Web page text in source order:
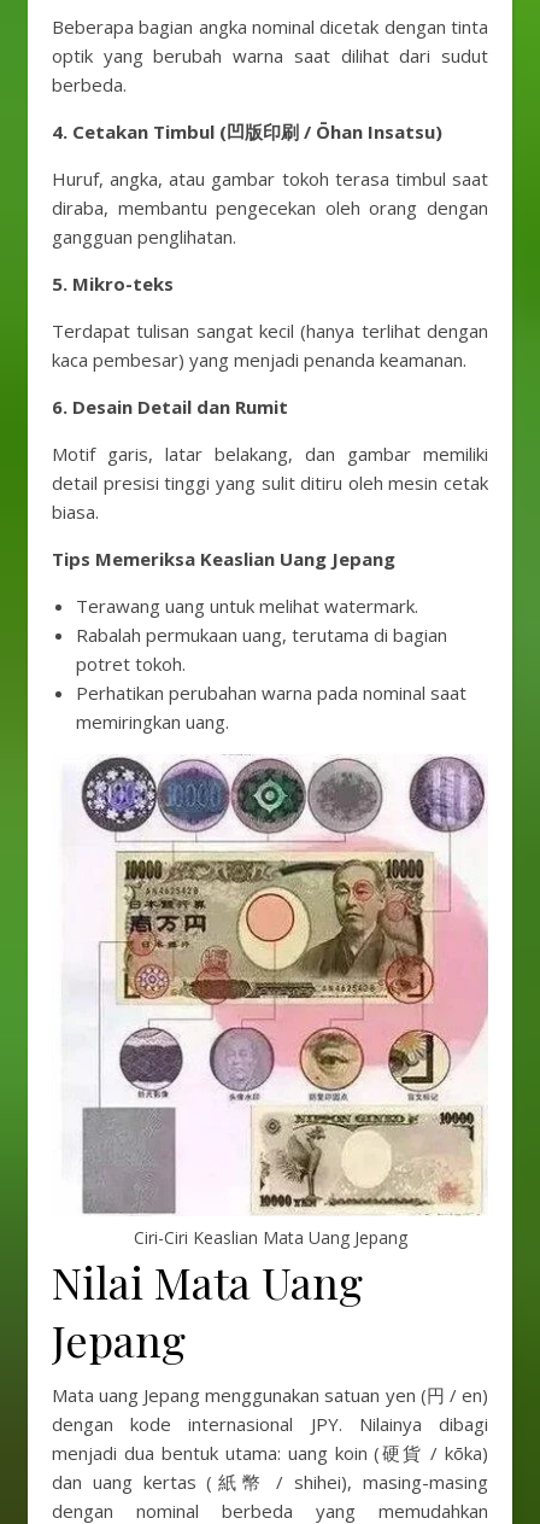
Beberapa bagian angka nominal dicetak dengan tinta
optik yang berubah warna saat dilihat dari sudut
berbeda.
4. Cetakan Timbul (凹版印刷 / Ōhan Insatsu)
Huruf, angka, atau gambar tokoh terasa timbul saat
diraba, membantu pengecekan oleh orang dengan
gangguan penglihatan.
5. Mikro-teks
Terdapat tulisan sangat kecil (hanya terlihat dengan
kaca pembesar) yang menjadi penanda keamanan.
6. Desain Detail dan Rumit
Motif garis, latar belakang, dan gambar memiliki
detail presisi tinggi yang sulit ditiru oleh mesin cetak
biasa.
Tips Memeriksa Keaslian Uang Jepang
Terawang uang untuk melihat watermark.
Rabalah permukaan uang, terutama di bagian
potret tokoh.
Perhatikan perubahan warna pada nominal saat
memiringkan uang.
Ciri-Ciri Keaslian Mata Uang Jepang
Nilai Mata Uang
Jepang
Mata uang Jepang menggunakan satuan yen (円 / en)
dengan kode internasional JPY. Nilainya dibagi
menjadi dua bentuk utama: uang koin (硬貨 / kōka)
dan uang kertas (紙幣 / shihei), masing-masing
dengan nominal berbeda yang memudahkan